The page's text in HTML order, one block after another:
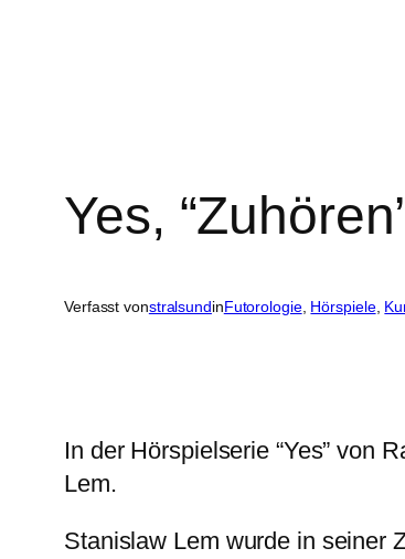
Yes,
Verfasst vonstralsundinFutorologie, Hörspiele,
In der Hörspielserie “Yes” von
Lem.
Stanislaw Lem wurde in seiner